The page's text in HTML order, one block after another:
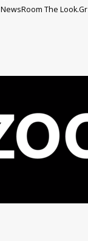
NewsRoom The Look.Gr